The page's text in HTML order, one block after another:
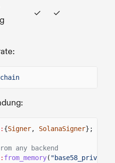
✓
✓
{Signer, SolanaSigner};
any backend
from_memory(